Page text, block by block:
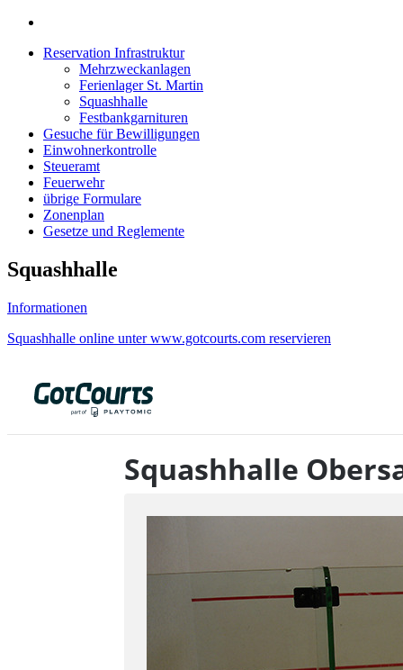
Reservation Infrastruktur
Mehrzweckanlagen
Ferienlager St. Martin
Squashhalle
Festbankgarnituren
Gesuche für Bewilligungen
Einwohnerkontrolle
Steueramt
Feuerwehr
übrige Formulare
Zonenplan
Gesetze und Reglemente
Squashhalle
Informationen
Squashhalle online unter www.gotcourts.com reservieren